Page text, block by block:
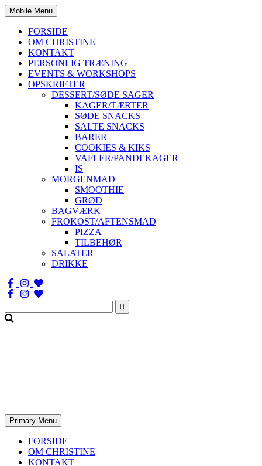
Mobile Menu
FORSIDE
OM CHRISTINE
KONTAKT
PERSONLIG TRÆNING
EVENTS & WORKSHOPS
OPSKRIFTER
DESSERT/SØDE SAGER
KAGER/TÆRTER
SØDE SNACKS
SALTE SNACKS
BARER
COOKIES & KIKS
VAFLER/PANDEKAGER
IS
MORGENMAD
SMOOTHIE
GRØD
BAGVÆRK
FROKOST/AFTENSMAD
PIZZA
TILBEHØR
SALATER
DRIKKE
Søg
efter:
Primary Menu
FORSIDE
OM CHRISTINE
KONTAKT